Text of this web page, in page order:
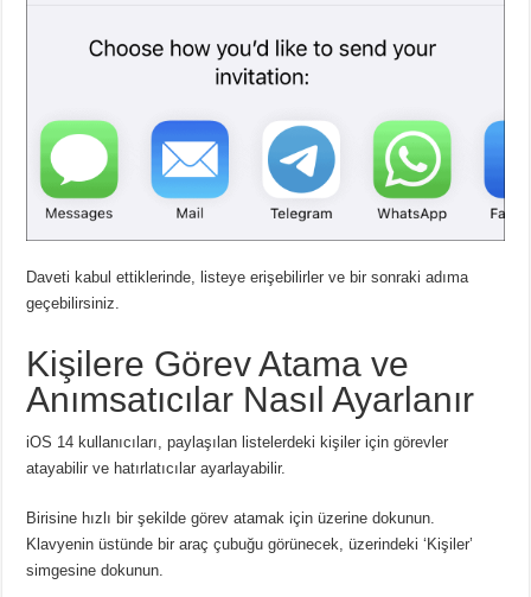
Daveti kabul ettiklerinde, listeye erişebilirler ve bir sonraki adıma
geçebilirsiniz.
Kişilere Görev Atama ve
Anımsatıcılar Nasıl Ayarlanır
iOS 14 kullanıcıları, paylaşılan listelerdeki kişiler için görevler
atayabilir ve hatırlatıcılar ayarlayabilir.
Birisine hızlı bir şekilde görev atamak için üzerine dokunun.
Klavyenin üstünde bir araç çubuğu görünecek, üzerindeki ‘Kişiler’
simgesine dokunun.